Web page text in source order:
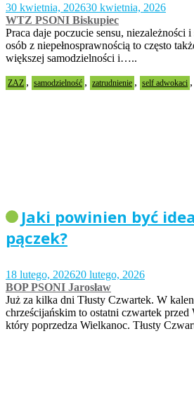
30 kwietnia, 202630 kwietnia, 2026
WTZ PSONI Biskupiec
Praca daje poczucie sensu, niezależności
osób z niepełnosprawnością to często
większej samodzielności i…..
ZAZ , samodzielność , zatrudnienie , self adwokaci ,
Jaki powinien być
pączek?
18 lutego, 202620 lutego, 2026
BOP PSONI Jarosław
Już za kilka dni Tłusty Czwartek. W
chrześcijańskim to ostatni czwartek przed
który poprzedza Wielkanoc. Tłusty